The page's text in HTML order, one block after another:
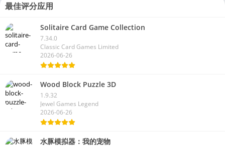
最佳评分应用
Solitaire Card Game Collection
7.34.0
Classic Card Games Limited
2026-06-26
Wood Block Puzzle 3D
1.9.32
Jewel Games Legend
2026-06-26
水豚模拟器：我的宠物